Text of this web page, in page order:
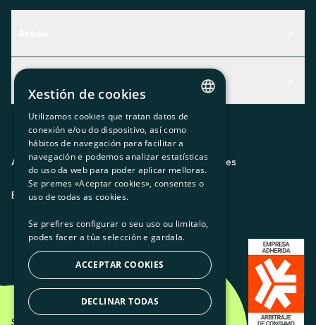
Descubre qué servicio te encaja mejor
Contacto
Actualidad
O recuncho da socia
Prensa
Trabaja con nosotros
Aviso legalPolítica de privacidadPolítica de cookies
ES CAGLEU
Som Energia SCCL - 2026
CATALAN
SPANISH
GL
Xestión de cookies
Utilizamos cookies que tratan datos de
conexión e/ou do dispositivo, así como
hábitos de navegación para facilitar a
navegación e podemos analizar estatísticas
do uso da web para poder aplicar melloras.
Se premes «Aceptar cookies», consentes o
uso de todas as cookies.
Se prefires configurar o seu uso ou limitalo,
podes facer a túa selección e gardala.
ACCEPTAR COOKIES
DECLINAR TODAS